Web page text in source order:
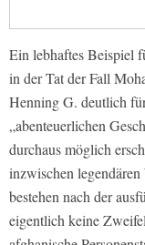
Ein lebhaftes Beispiel
in der Tat der Fall
Henning G. deutlich
„abenteuerlichen
durchaus möglich
inzwischen
bestehen nach der
eigentlich keine